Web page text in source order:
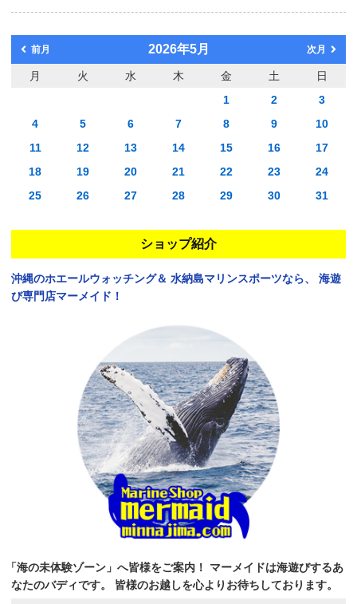
前月 2026年5月 次月
月 火 水 木 金 土
日
1
2
3
4
5 6 7 8 9
10
11
12 13 14 15 16
17
18
19 20 21 22 23
24
25
26 27 28 29 30 31
ショップ紹介
沖縄のホエールウォッチング＆ 水納島マリンスポーツなら、
海遊
び専門店マーメイド！
「海の未体験ゾーン」へ皆様をご案内！
マーメイドは海遊びするあ
なたのバディです。
皆様のお越しを心よりお待ちしております。